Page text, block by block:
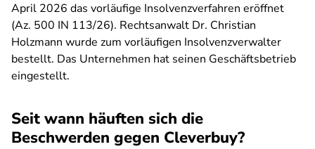
April 2026 das vorläufige Insolvenzverfahren eröffnet
(Az. 500 IN 113/26). Rechtsanwalt Dr. Christian
Holzmann wurde zum vorläufigen Insolvenzverwalter
bestellt. Das Unternehmen hat seinen Geschäftsbetrieb
eingestellt.
Seit wann häuften sich die
Beschwerden gegen Cleverbuy?